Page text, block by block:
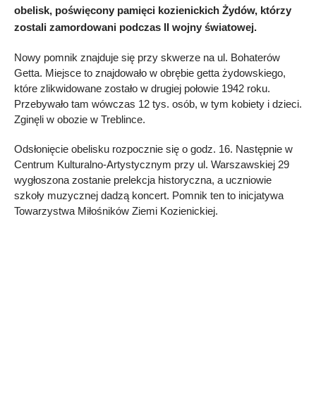
obelisk, poświęcony pamięci kozienickich Żydów, którzy
zostali zamordowani podczas II wojny światowej.
Nowy pomnik znajduje się przy skwerze na ul. Bohaterów
Getta. Miejsce to znajdowało w obrębie getta żydowskiego,
które zlikwidowane zostało w drugiej połowie 1942 roku.
Przebywało tam wówczas 12 tys. osób, w tym kobiety i dzieci.
Zginęli w obozie w Treblince.
Odsłonięcie obelisku rozpocznie się o godz. 16. Następnie w
Centrum Kulturalno-Artystycznym przy ul. Warszawskiej 29
wygłoszona zostanie prelekcja historyczna, a uczniowie
szkoły muzycznej dadzą koncert. Pomnik ten to inicjatywa
Towarzystwa Miłośników Ziemi Kozienickiej.